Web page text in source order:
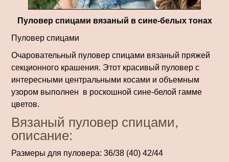
Пуловер спицами вязаный в сине-белых тонах
Пуловер спицами
Очаровательный пуловер спицами вязаный пряжей
сек­ционного крашения. Этот красивый пуловер с
интересными центральными косами и объемным
узором выполнен в роскошной сине-белой гамме
цветов.
Вязаный пуловер спицами,
описание:
Размеры для пуловера: 36/38 (40) 42/44